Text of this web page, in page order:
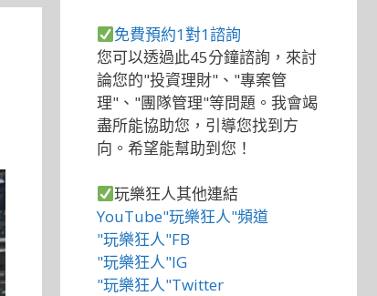
免費預約1對1諮詢
您可以透過此45分鐘諮詢，來討
論您的"投資理財"、"專案管
理"、"團隊管理"等問題。我會竭
盡所能協助您，引導您找到方
向。希望能幫助到您！
玩樂狂人其他連結
YouTube"玩樂狂人"頻道
"玩樂狂人"FB
"玩樂狂人"IG
"玩樂狂人"Twitter